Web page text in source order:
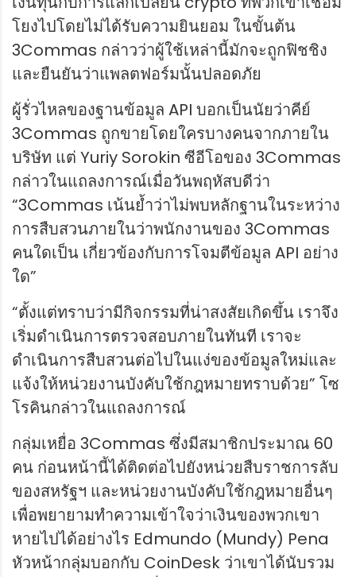
โยงไปโดยไม่ได้รับความยินยอม ในขั้นต้น
3Commas กล่าวว่าผู้ใช้เหล่านี้มักจะถูกฟิชชิง
และยืนยันว่าแพลตฟอร์มนั้นปลอดภัย
ผู้รั่วไหลของฐานข้อมูล API บอกเป็นนัยว่าคีย์
3Commas ถูกขายโดยใครบางคนจากภายใน
บริษัท แต่ Yuriy Sorokin ซีอีโอของ 3Commas
กล่าวในแถลงการณ์เมื่อวันพฤหัสบดีว่า
“3Commas เน้นย้ำว่าไม่พบหลักฐานในระหว่าง
การสืบสวนภายในว่าพนักงานของ 3Commas
คนใดเป็น เกี่ยวข้องกับการโจมตีข้อมูล API อย่าง
ใด”
“ตั้งแต่ทราบว่ามีกิจกรรมที่น่าสงสัยเกิดขึ้น เราจึง
เริ่มดำเนินการตรวจสอบภายในทันที เราจะ
ดำเนินการสืบสวนต่อไปในแง่ของข้อมูลใหม่และ
แจ้งให้หน่วยงานบังคับใช้กฎหมายทราบด้วย” โซ
โรคินกล่าวในแถลงการณ์
กลุ่มเหยื่อ 3Commas ซึ่งมีสมาชิกประมาณ 60
คน ก่อนหน้านี้ได้ติดต่อไปยังหน่วยสืบราชการลับ
ของสหรัฐฯ และหน่วยงานบังคับใช้กฎหมายอื่นๆ
เพื่อพยายามทำความเข้าใจว่าเงินของพวกเขา
หายไปได้อย่างไร Edmundo (Mundy) Pena
หัวหน้ากลุ่มบอกกับ CoinDesk ว่าเขาได้นับรวม